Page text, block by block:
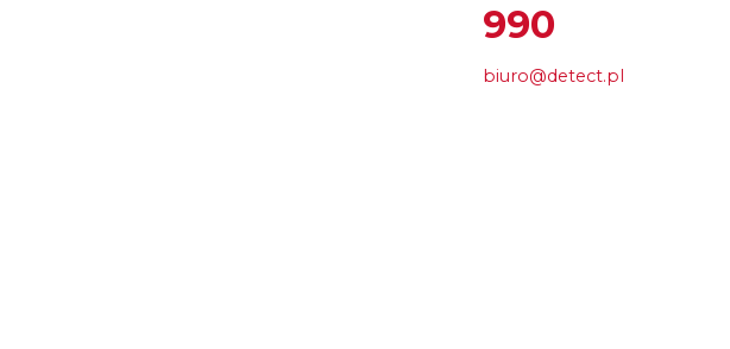
990
biuro@detect.pl